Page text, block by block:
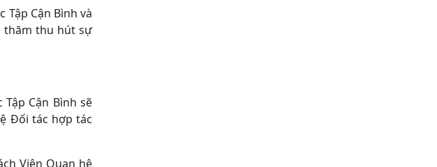
Cận Bình và
thăm thu hút sự
Cận Bình sẽ
Đối tác hợp tác
Viện Quan hệ